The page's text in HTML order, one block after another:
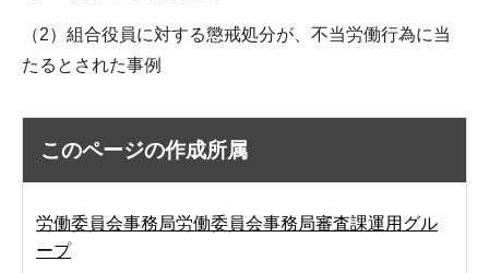
（2）組合役員に対する懲戒処分が、不当労働行為に当
たるとされた事例
このページの作成所属
労働委員会事務局労働委員会事務局審査課運用グル
ープ